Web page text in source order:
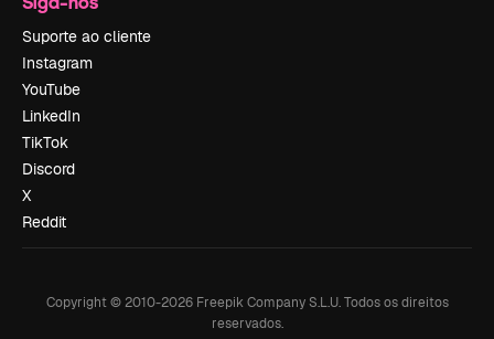
Suporte ao cliente
Instagram
YouTube
LinkedIn
TikTok
Discord
X
Reddit
Copyright © 2010-2026Freepik Company S.L.U. Todos os direitos
reservados.